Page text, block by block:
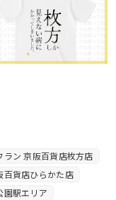
ラン 京阪百貨店枚方店
百貨店ひらかた店
園駅エリア